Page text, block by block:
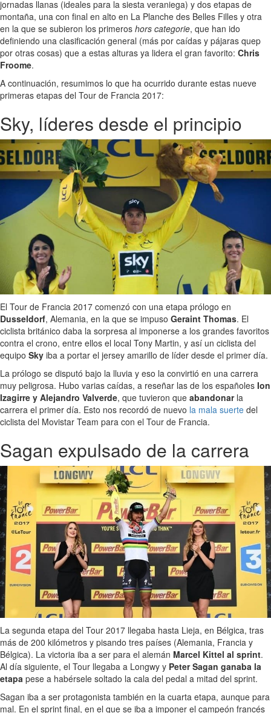
jornadas llanas (ideales para la siesta veraniega) y dos etapas de
montaña, una con final en alto en La Planche des Belles Filles y otra
en la que se subieron los primeros hors categorie, que han ido
definiendo una clasificación general (más por caídas y pájaras quep
por otras cosas) que a estas alturas ya lidera el gran favorito: Chris
Froome.
A continuación, resumimos lo que ha ocurrido durante estas nueve
primeras etapas del Tour de Francia 2017:
Sky, líderes desde el principio
El Tour de Francia 2017 comenzó con una etapa prólogo en
Dusseldorf, Alemania, en la que se impuso Geraint Thomas. El
ciclista británico daba la sorpresa al imponerse a los grandes favoritos
contra el crono, entre ellos el local Tony Martin, y así un ciclista del
equipo Sky iba a portar el jersey amarillo de líder desde el primer día.
La prólogo se disputó bajo la lluvia y eso la convirtió en una carrera
muy peligrosa. Hubo varias caídas, a reseñar las de los españoles Ion
Izagirre y Alejandro Valverde, que tuvieron que abandonar la
carrera el primer día. Esto nos recordó de nuevo la mala suerte del
ciclista del Movistar Team para con el Tour de Francia.
Sagan expulsado de la carrera
La segunda etapa del Tour 2017 llegaba hasta Lieja, en Bélgica, tras
más de 200 kilómetros y pisando tres países (Alemania, Francia y
Bélgica). La victoria iba a ser para el alemán Marcel Kittel al sprint.
Al día siguiente, el Tour llegaba a Longwy y Peter Sagan ganaba la
etapa pese a habérsele soltado la cala del pedal a mitad del sprint.
Sagan iba a ser protagonista también en la cuarta etapa, aunque para
mal. En el sprint final, en el que se iba a imponer el campeón francés